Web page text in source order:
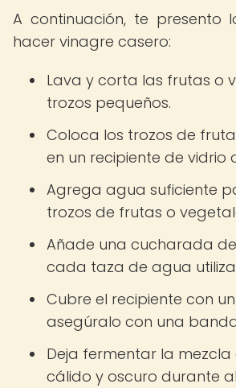
A continuación, te presento
hacer vinagre casero:
Lava y corta las frutas o
trozos pequeños.
Coloca los trozos de
en un recipiente de vidrio
Agrega agua suficiente
trozos de frutas o
Añade una cucharada
cada taza de agua
Cubre el recipiente con
asegúralo con una
Deja fermentar la mezcla
cálido y oscuro durante